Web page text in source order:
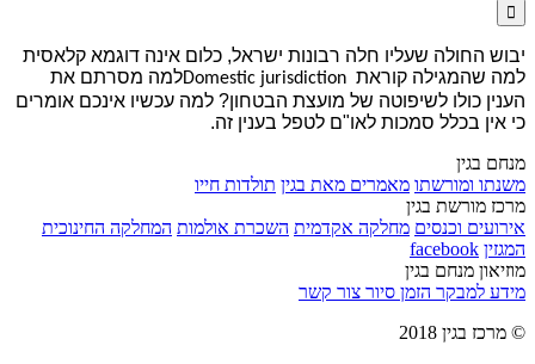

יבוש החולה שעליו חלה רבונות ישראל, כלום אינה דוגמא קלאסית
למה שהמגילה קוראת Domestic jurisdictionלמה מסרתם את
הענין כולו לשיפוטה של מועצת הבטחון? למה עכשיו אינכם אומרים
כי אין בכלל סמכות לאו"ם לטפל בענין זה.
מנחם בגין
משנתו ומורשתו מאמרים מאת בגין תולדות חייו
מרכז מורשת בגין
אירועים וכנסים מחלקה אקדמית השכרת אולמות המחלקה החינוכית
המגזין facebook
מוזיאון מנחם בגין
מידע למבקר הזמן סיור צור קשר
© מרכז בגין 2018